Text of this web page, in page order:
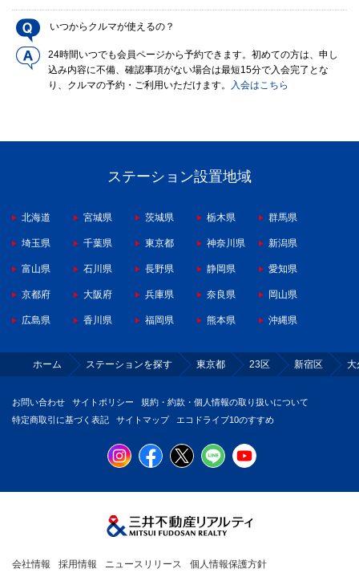
いつからクルマが使えるの？
24時間いつでも会員ページから予約できます。初めての方は、申し
込み内容に不備、確認事項がない場合は最短15分で入会完了とな
り、クルマの予約・ご利用いただけます。
入会はこちら
ステーション設置地域
北海道 宮城県 茨城県 栃木県 群馬県
埼玉県 千葉県 東京都 神奈川県 新潟県
富山県 石川県 長野県 静岡県 愛知県
京都府 大阪府 兵庫県 奈良県 岡山県
広島県 香川県 福岡県 熊本県 沖縄県
ホーム ステーションを探す 東京都 23区 新宿区 大
お問い合わせ サイトポリシー
規約・約款・個人情報の取り扱いについて
特定商取引に基づく表記
サイトマップ エコドライブ10のすすめ
会社情報 採用情報 ニュースリリース 個人情報保護方針